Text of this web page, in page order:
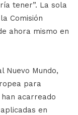
tener”. La sola
Comisión
ahora mismo en
Nuevo Mundo,
para
acarreado
en